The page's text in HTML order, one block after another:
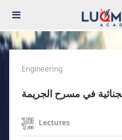
Engineering
الجنائية في مسرح الجريمة
Lectures